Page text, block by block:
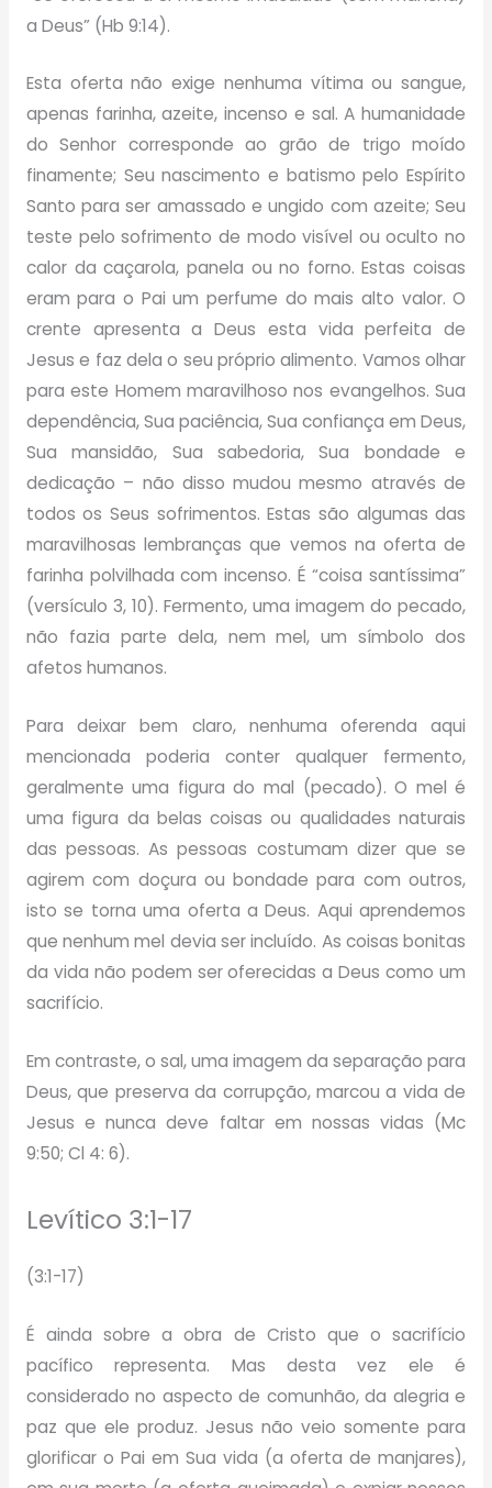
a Deus” (Hb 9:14).
Esta oferta não exige nenhuma vítima ou sangue,
apenas farinha, azeite, incenso e sal. A humanidade
do Senhor corresponde ao grão de trigo moído
finamente; Seu nascimento e batismo pelo Espírito
Santo para ser amassado e ungido com azeite; Seu
teste pelo sofrimento de modo visível ou oculto no
calor da caçarola, panela ou no forno. Estas coisas
eram para o Pai um perfume do mais alto valor. O
crente apresenta a Deus esta vida perfeita de
Jesus e faz dela o seu próprio alimento. Vamos olhar
para este Homem maravilhoso nos evangelhos. Sua
dependência, Sua paciência, Sua confiança em Deus,
Sua mansidão, Sua sabedoria, Sua bondade e
dedicação – não disso mudou mesmo através de
todos os Seus sofrimentos. Estas são algumas das
maravilhosas lembranças que vemos na oferta de
farinha polvilhada com incenso. É “coisa santíssima”
(versículo 3, 10). Fermento, uma imagem do pecado,
não fazia parte dela, nem mel, um símbolo dos
afetos humanos.
Para deixar bem claro, nenhuma oferenda aqui
mencionada poderia conter qualquer fermento,
geralmente uma figura do mal (pecado). O mel é
uma figura da belas coisas ou qualidades naturais
das pessoas. As pessoas costumam dizer que se
agirem com doçura ou bondade para com outros,
isto se torna uma oferta a Deus. Aqui aprendemos
que nenhum mel devia ser incluído. As coisas bonitas
da vida não podem ser oferecidas a Deus como um
sacrifício.
Em contraste, o sal, uma imagem da separação para
Deus, que preserva da corrupção, marcou a vida de
Jesus e nunca deve faltar em nossas vidas (Mc
9:50; Cl 4: 6).
Levítico 3:1-17
(3:1-17)
É ainda sobre a obra de Cristo que o sacrifício
pacífico representa. Mas desta vez ele é
considerado no aspecto de comunhão, da alegria e
paz que ele produz. Jesus não veio somente para
glorificar o Pai em Sua vida (a oferta de manjares),